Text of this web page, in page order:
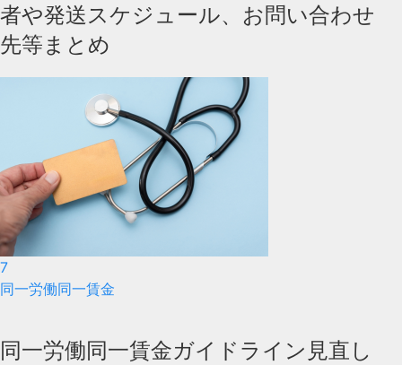
者や発送スケジュール、お問い合わせ
先等まとめ
7
同一労働同一賃金
同一労働同一賃金ガイドライン見直し